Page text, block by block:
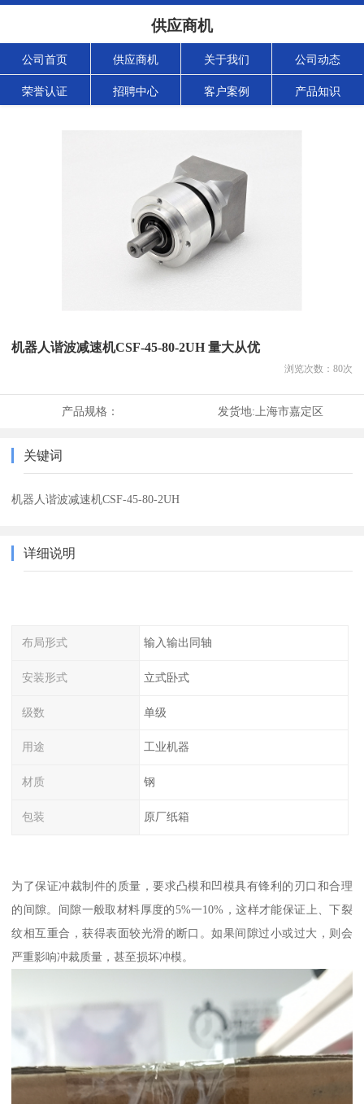
供应商机
公司首页 供应商机 关于我们 公司动态
荣誉认证 招聘中心 客户案例 产品知识
机器人谐波减速机CSF-45-80-2UH 量大从优
浏览次数： 80次
产品规格： 发货地: 上海市嘉定区
关键词
机器人谐波减速机CSF-45-80-2UH
详细说明
布局形式 输入输出同轴
安装形式 立式卧式
级数 单级
用途 工业机器
材质 钢
包装 原厂纸箱
为了保证冲裁制件的质量，要求凸模和凹模具有锋利的刃口和合理
的间隙。间隙一般取材料厚度的5%一10%，这样才能保证上、下裂
纹相互重合，获得表面较光滑的断口。如果间隙过小或过大，则会
严重影响冲裁质量，甚至损坏冲模。